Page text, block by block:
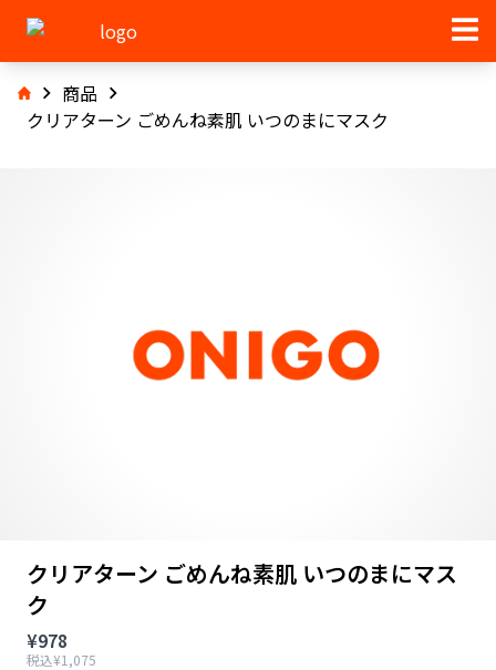
商品
クリアターン ごめんね素肌 いつのまにマスク
クリアターン ごめんね素肌 いつのまにマス
ク
¥978
税込¥1,075